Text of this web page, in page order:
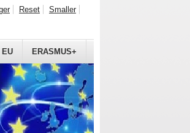
EU ERASMUS+
Reset Smaller